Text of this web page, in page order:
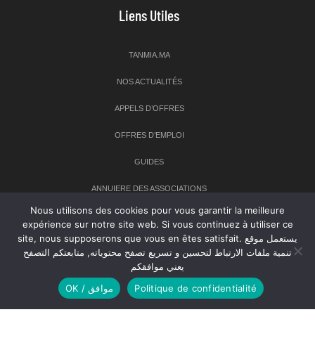
Liens Utiles
TANMIA.MA
NOS ACTUALITÉS
APPELS D’OFFRES
OFFRES D’EMPLOI
GUIDES
ANNUIERE DES ASSOCIATIONS
Newsletter
Inscrivez-vous à notre newsletter pour recevoir les dernières
nouvelles sur TANMIA
Nous utilisons des cookies pour vous garantir la meilleure
expérience sur notre site web. Si vous continuez à utiliser ce
site, nous supposerons que vous en êtes satisfait. يستعمل موقع
تنمية ملفات الارتباط لتحسين و تسريع تصفح محتوياته, متابعتكم التصفح
يعني موافقكم
OK / موافق
Politique de confidentialité